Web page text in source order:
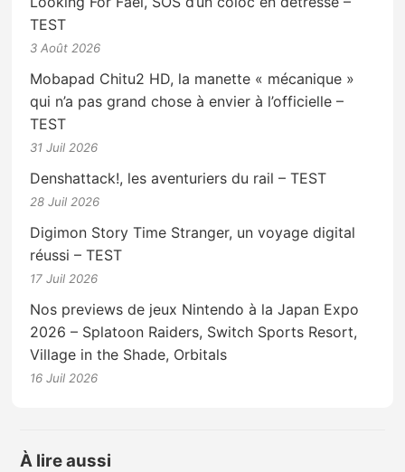
TEST
3 Août 2026
Mobapad Chitu2 HD, la manette « mécanique »
qui n’a pas grand chose à envier à l’officielle –
TEST
31 Juil 2026
Denshattack!, les aventuriers du rail – TEST
28 Juil 2026
Digimon Story Time Stranger, un voyage digital
réussi – TEST
17 Juil 2026
Nos previews de jeux Nintendo à la Japan Expo
2026 – Splatoon Raiders, Switch Sports Resort,
Village in the Shade, Orbitals
16 Juil 2026
À lire aussi